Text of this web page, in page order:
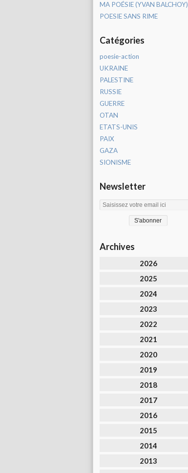
MA POÉSIE (YVAN BALCHOY)
POESIE SANS RIME
Catégories
poesie-action
UKRAINE
PALESTINE
RUSSIE
GUERRE
OTAN
ETATS-UNIS
PAIX
GAZA
SIONISME
Newsletter
Archives
2026
2025
2024
2023
2022
2021
2020
2019
2018
2017
2016
2015
2014
2013